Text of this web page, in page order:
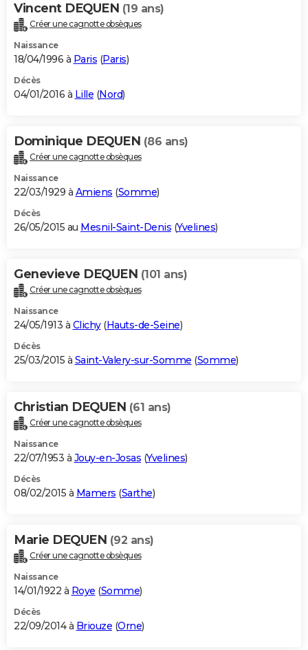
Vincent DEQUEN (19 ans)
Créer une cagnotte obsèques
Naissance
18/04/1996 à Paris (Paris)
Décès
04/01/2016 à Lille (Nord)
Dominique DEQUEN (86 ans)
Créer une cagnotte obsèques
Naissance
22/03/1929 à Amiens (Somme)
Décès
26/05/2015 au Mesnil-Saint-Denis (Yvelines)
Genevieve DEQUEN (101 ans)
Créer une cagnotte obsèques
Naissance
24/05/1913 à Clichy(Hauts-de-Seine)
Décès
25/03/2015 à Saint-Valery-sur-Somme (Somme)
Christian DEQUEN (61 ans)
Créer une cagnotte obsèques
Naissance
22/07/1953 à Jouy-en-Josas (Yvelines)
Décès
08/02/2015 à Mamers (Sarthe)
Marie DEQUEN (92 ans)
Créer une cagnotte obsèques
Naissance
14/01/1922 à Roye (Somme)
Décès
22/09/2014 à Briouze (Orne)